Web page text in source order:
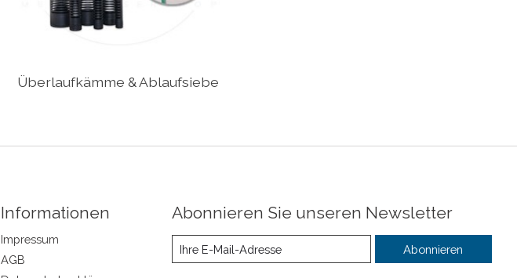
Überlaufkämme & Ablaufsiebe
Informationen
Impressum
AGB
Abonnieren Sie unseren Newsletter
Abonnieren